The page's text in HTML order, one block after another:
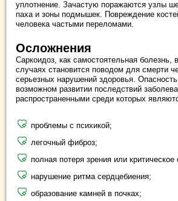
уплотнение. Зачастую поражаются узлы
паха и зоны подмышек. Повреждение
человека частыми переломами.
Осложнения
Саркоидоз, как самостоятельная болезнь,
случаях становится поводом для смерти
серьезных нарушений здоровья.
возможном развитии последствий
распространенными среди которых
проблемы с психикой;
легочный фиброз;
полная потеря зрения или критическое
нарушение ритма сердцебиения;
образование камней в почках;